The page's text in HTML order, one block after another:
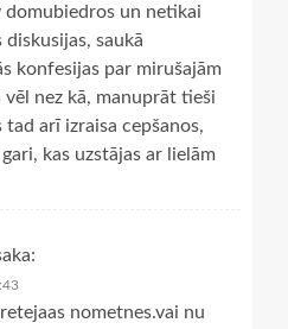
domubiedros un netikai
diskusijas, saukā
konfesijas par mirušajām
vēl nez kā, manuprāt tieši
tad arī izraisa cepšanos,
kas uzstājas ar lielām
nometnes.vai nu